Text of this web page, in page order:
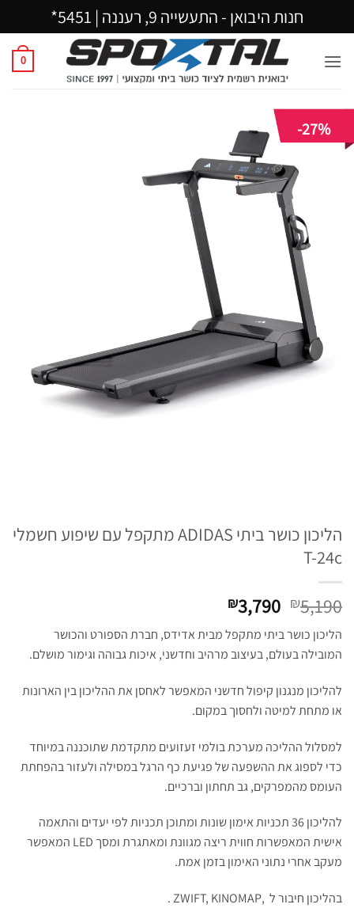
חנות היבואן - התעשייה 9, רעננה | 5451*
0
-27%
הליכון כושר ביתי ADIDAS מתקפל עם שיפוע חשמלי
T-24c
₪5,190 המחיר
המקורי
היה:
₪5,190.
₪3,790
הנוכחי
הוא:
₪3,790.
הליכון כושר ביתי מתקפל מבית אדידס, חברת הספורט והכושר
המובילה בעולם, בעיצוב מרהיב וחדשני, איכות גבוהה וגימור מושלם.
להליכון מנגנון קיפול חדשני המאפשר לאחסן את ההליכון בין הארונות
או מתחת למיטה ולחסוך במקום.
למסלול ההליכה מערכת בולמי זעזועים מתקדמת שתוכננה במיוחד
כדי לספוג את ההשפעה של פגיעת כף הרגל במסילה ולעזור בהפחתת
העומס מהמפרקים, גב תחתון וברכיים.
להליכון 36 תכניות אימון שונות ומתוכן תכניות לפי יעדים והתאמה
אישית המאפשרות חווית ריצה מגוונת ומאתגרת ומסך LED המאפשר
מעקב אחרי נתוני האימון בזמן אמת.
בהליכון חיבור ל ,ZWIFT, KINOMAP .